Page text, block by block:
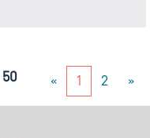
50 « 1 2 »